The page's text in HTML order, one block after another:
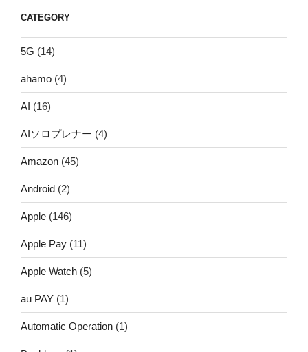
CATEGORY
5G (14)
ahamo (4)
AI (16)
AIソロプレナー (4)
Amazon (45)
Android (2)
Apple (146)
Apple Pay (11)
Apple Watch (5)
au PAY (1)
Automatic Operation (1)